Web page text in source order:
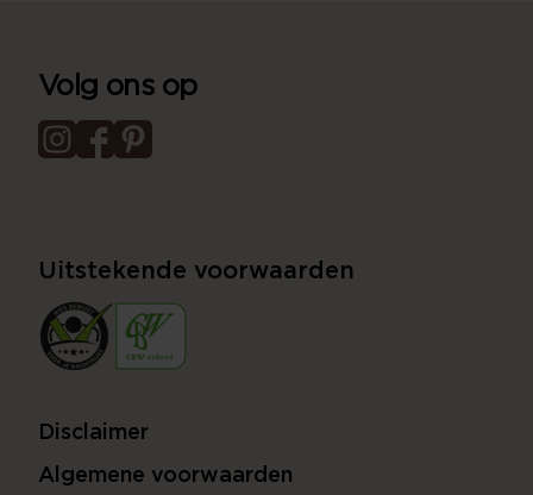
Volg ons op
Uitstekende voorwaarden
Disclaimer
Algemene voorwaarden